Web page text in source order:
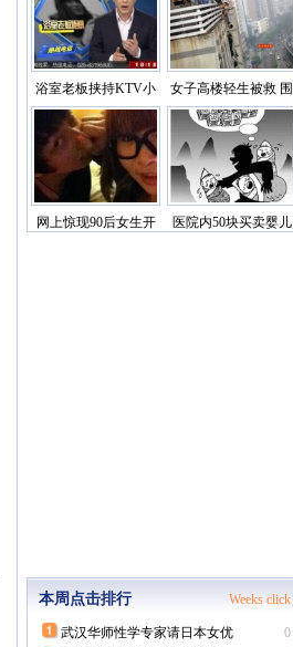
浴室老板挟持KTV小
姐 一路施暴
女子高楼轻生被救 围
观者堵救护
网上惊现90后女生开 医院内50块买卖婴儿
本周点击排行 Weeks click
武汉华师性学专家请日本女优
0